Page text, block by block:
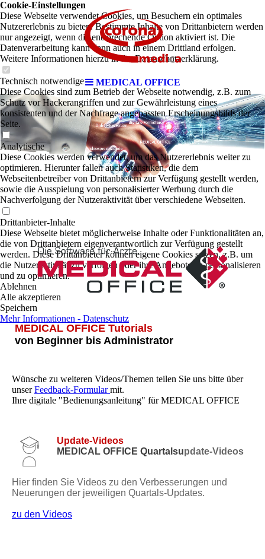
MEDICAL OFFICE
MEDICAL OFFICE Tutorials
von Beginner bis Administrator
Wünsche zu weiteren Videos/Themen teilen Sie uns bitte über
unserFeedback-Formularmit.
Ihre digitale "Bedienungsanleitung" für MEDICAL OFFICE
Update-Videos
MEDICAL OFFICE Quartalsupdate-Videos
Hier finden Sie Videos zu den Verbesserungen und
Neuerungen der jeweiligen Quartals-Updates.
zu den Videos
Cookie-Einstellungen
Diese Webseite verwendet Cookies, um Besuchern ein optimales
Nutzererlebnis zu bieten. Bestimmte Inhalte von Drittanbietern werden
nur angezeigt, wenn die entsprechende Option aktiviert ist. Die
Datenverarbeitung kann dann auch in einem Drittland erfolgen.
Weitere Informationen hierzu in der Datenschutzerklärung.
Technisch notwendige
Diese Cookies sind zum Betrieb der Webseite notwendig, z.B. zum
Schutz vor Hackerangriffen und zur Gewährleistung eines
konsistenten und der Nachfrage angepassten Erscheinungsbilds der
Seite.
Analytische
Diese Cookies werden verwendet, um das Nutzererlebnis weiter zu
optimieren. Hierunter fallen auch Statistiken, die dem
Webseitenbetreiber von Drittanbietern zur Verfügung gestellt werden,
sowie die Ausspielung von personalisierter Werbung durch die
Nachverfolgung der Nutzeraktivität über verschiedene Webseiten.
Drittanbieter-Inhalte
Diese Webseite bietet möglicherweise Inhalte oder Funktionalitäten an,
die von Drittanbietern eigenverantwortlich zur Verfügung gestellt
werden. Diese Drittanbieter können eigene Cookies setzen, z.B. um
die Nutzeraktivität zu verfolgen oder ihre Angebote zu personalisieren
und zu optimieren.
Ablehnen
Alle akzeptieren
Speichern
Mehr Informationen - Datenschutz